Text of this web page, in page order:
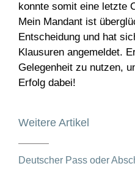
konnte somit eine letzte
Mein Mandant ist
Entscheidung und hat
Klausuren angemeldet.
Gelegenheit zu nutzen,
Erfolg dabei!
Weitere Artikel
Deutscher Pass oder